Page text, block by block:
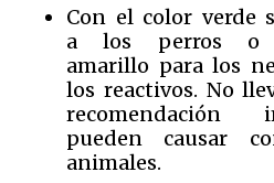
Con el color verde
a los perros o
amarillo para los
los reactivos. No
recomendación
pueden causar
animales.